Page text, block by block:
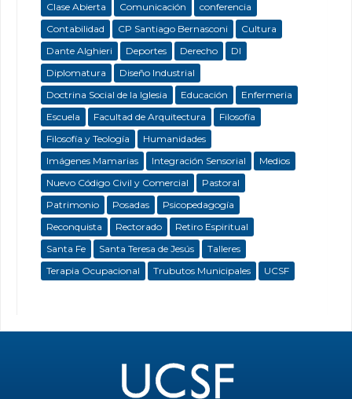
Clase Abierta
Comunicación
conferencia
Contabilidad
CP Santiago Bernasconi
Cultura
Dante Alghieri
Deportes Derecho
DI
Diplomatura
Diseño Industrial
Doctrina Social de la Iglesia
Educación
Enfermeria
Escuela
Facultad de Arquitectura
Filosofía
Filosofía y Teología
Humanidades
Imágenes Mamarias
Integración Sensorial
Medios
Nuevo Código Civil y Comercial
Pastoral
Patrimonio
Posadas
Psicopedagogía
Reconquista
Rectorado
Retiro Espiritual
Santa Fe
Santa Teresa de Jesús
Talleres
Terapia Ocupacional
Trubutos Municipales UCSF